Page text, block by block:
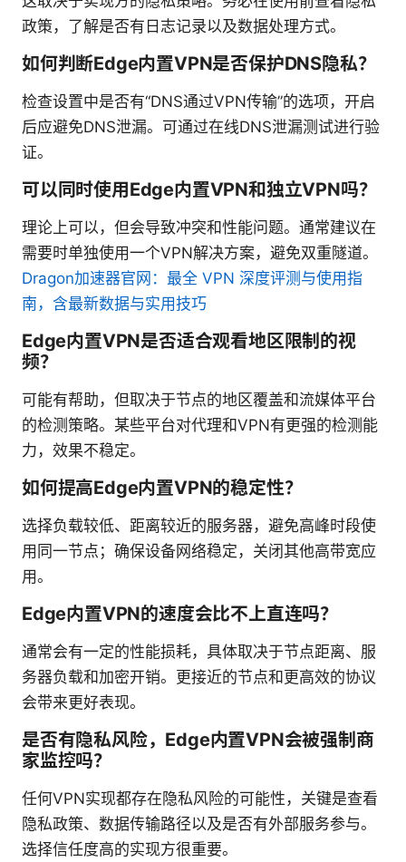
政策，了解是否有日志记录以及数据处理方式。
如何判断Edge内置VPN是否保护DNS隐私？
检查设置中是否有“DNS通过VPN传输”的选项，开启
后应避免DNS泄漏。可通过在线DNS泄漏测试进行验
证。
可以同时使用Edge内置VPN和独立VPN吗？
理论上可以，但会导致冲突和性能问题。通常建议在
需要时单独使用一个VPN解决方案，避免双重隧道。
Dragon加速器官网：最全 VPN 深度评测与使用指
南，含最新数据与实用技巧
Edge内置VPN是否适合观看地区限制的视
频？
可能有帮助，但取决于节点的地区覆盖和流媒体平台
的检测策略。某些平台对代理和VPN有更强的检测能
力，效果不稳定。
如何提高Edge内置VPN的稳定性？
选择负载较低、距离较近的服务器，避免高峰时段使
用同一节点；确保设备网络稳定，关闭其他高带宽应
用。
Edge内置VPN的速度会比不上直连吗？
通常会有一定的性能损耗，具体取决于节点距离、服
务器负载和加密开销。更接近的节点和更高效的协议
会带来更好表现。
是否有隐私风险，Edge内置VPN会被强制商
家监控吗？
任何VPN实现都存在隐私风险的可能性，关键是查看
隐私政策、数据传输路径以及是否有外部服务参与。
选择信任度高的实现方很重要。